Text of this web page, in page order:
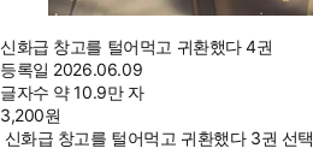
신화급 창고를 털어먹고 귀환했다 4권
등록일 2026.06.09
글자수 약 10.9만 자
3,200원
신화급 창고를 털어먹고 귀환했다 3권 선택